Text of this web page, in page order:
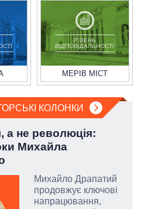
РІВЕНЬ
ВІДПОВІДАЛЬНОСТІ
МЕРІВ МІСТ
КОЛОНКИ
а не революція:
Михайла
Михайло Драпатий
продовжує ключові
напрацювання,